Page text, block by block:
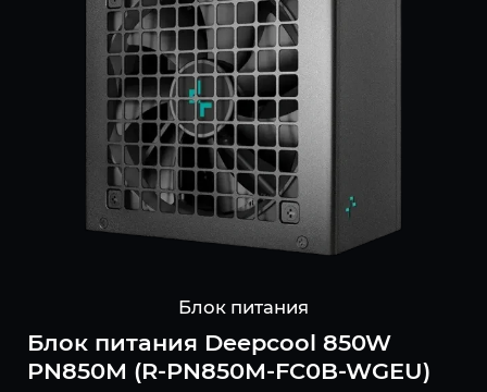
Блок питания
Блок питания Deepcool 850W
PN850M (R-PN850M-FC0B-WGEU)